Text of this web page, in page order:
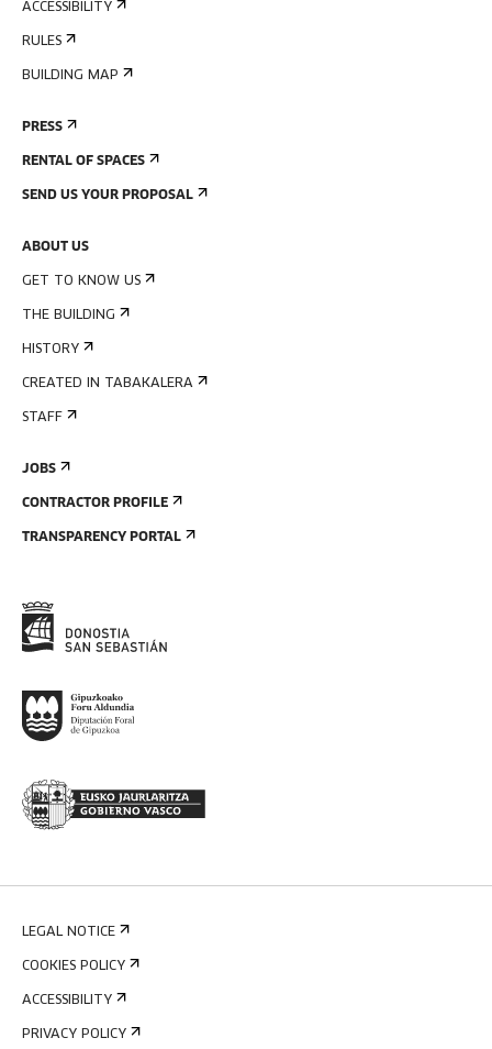
ACCESSIBILITY
RULES
BUILDING MAP
PRESS
RENTAL OF SPACES
SEND US YOUR PROPOSAL
ABOUT US
GET TO KNOW US
THE BUILDING
HISTORY
CREATED IN TABAKALERA
STAFF
JOBS
CONTRACTOR PROFILE
TRANSPARENCY PORTAL
LEGAL NOTICE
COOKIES POLICY
ACCESSIBILITY
PRIVACY POLICY